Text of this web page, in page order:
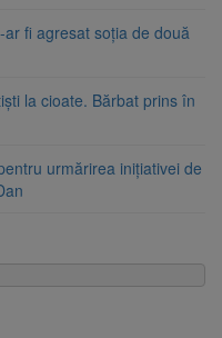
fi agresat soția de două
la cioate. Bărbat prins în
urmărirea inițiativei de